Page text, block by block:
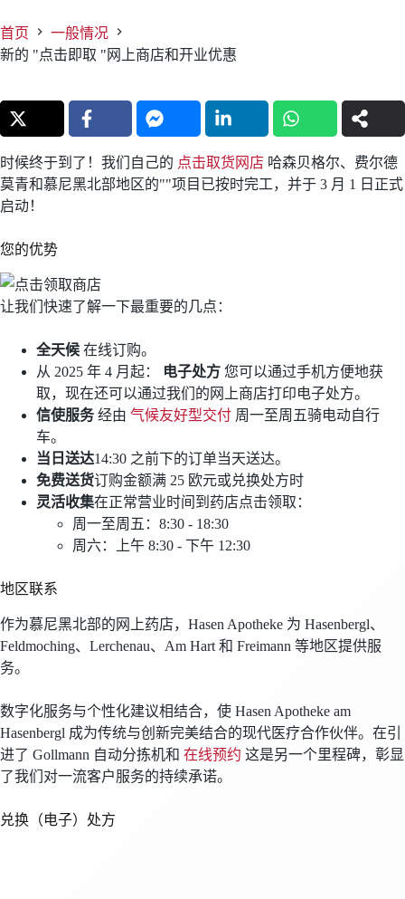
首页
一般情况
新的 "点击即取 "网上商店和开业优惠
时候终于到了！我们自己的 点击取货网店 哈森贝格尔、费尔德
莫青和慕尼黑北部地区的""项目已按时完工，并于 3 月 1 日正式
启动！
您的优势
让我们快速了解一下最重要的几点：
全天候 在线订购。
从 2025 年 4 月起：
电子处方 您可以通过手机方便地获
取，现在还可以通过我们的网上商店打印电子处方。
信使服务经由 气候友好型交付 周一至周五骑电动自行
车。
当日送达14:30 之前下的订单当天送达。
免费送货订购金额满 25 欧元或兑换处方时
灵活收集在正常营业时间到药店点击领取：
周一至周五：8:30 - 18:30
周六：上午 8:30 - 下午 12:30
地区联系
作为慕尼黑北部的网上药店，Hasen Apotheke 为 Hasenbergl、
Feldmoching、Lerchenau、Am Hart 和 Freimann 等地区提供服
务。
数字化服务与个性化建议相结合，使 Hasen Apotheke am
Hasenbergl 成为传统与创新完美结合的现代医疗合作伙伴。在引
进了 Gollmann 自动分拣机和 在线预约 这是另一个里程碑，彰显
了我们对一流客户服务的持续承诺。
兑换（电子）处方